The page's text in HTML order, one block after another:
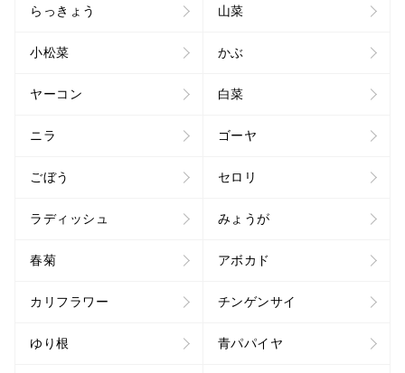
らっきょう 山菜
小松菜 かぶ
ヤーコン 白菜
ニラ ゴーヤ
ごぼう セロリ
ラディッシュ みょうが
春菊 アボカド
カリフラワー チンゲンサイ
ゆり根 青パパイヤ